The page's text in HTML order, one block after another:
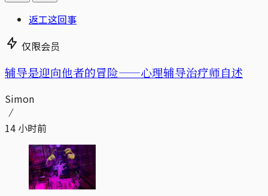
返工这回事
仅限会员
辅导是迎向他者的冒险——心理辅导治疗师自述
Simon
14 小时前